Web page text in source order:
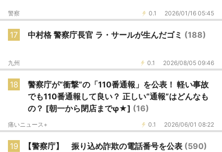
0.1 2026/01/16 05:45
警察
17 中村格 警察庁長官 ラ・サールが生んだゴミ (188)
0.1 2026/08/05 09:46
九州
18
警察庁が“衝撃”の「110番通報」を公表！ 軽い事故
でも110番通報して良い？ 正しい“通報”はどんなも
の？ [朝一から閉店までφ★] (16)
0.1 2026/06/01 08:22
痛いニュース+
19 【警察庁】 振り込め詐欺の電話番号を公表 (590)